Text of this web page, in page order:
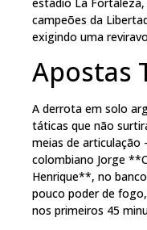
campeões da
exigindo uma
Apostas
A derrota em solo
táticas que não
meias de
colombiano Jorge
Henrique**, no
pouco poder de
nos primeiros 45